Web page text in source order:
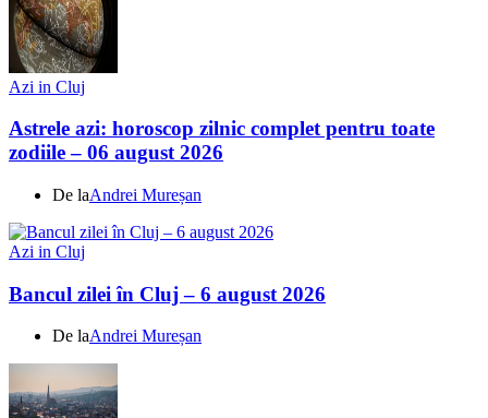
Azi in Cluj
Astrele azi: horoscop zilnic complet pentru toate
zodiile – 06 august 2026
De laAndrei Mureșan
Azi in Cluj
Bancul zilei în Cluj – 6 august 2026
De laAndrei Mureșan